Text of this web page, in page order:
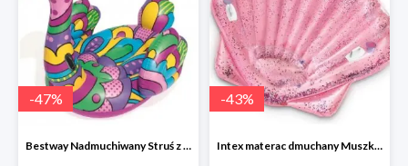
-47%
Bestway Nadmuchiwany Struś z uchwytami -47%
-43%
Intex materac dmuchany Muszka -42%